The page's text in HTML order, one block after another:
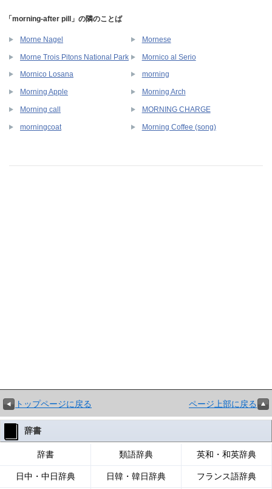
「morning-after pill」の隣のことば
Morne Nagel Mornese
Morne Trois Pitons National Park Mornico al Serio
Mornico Losana morning
Morning Apple Morning Arch
Morning call MORNING CHARGE
morningcoat Morning Coffee (song)
トップページに戻る ページ上部に戻る
辞書
辞書 類語辞典 英和・和英辞典
日中・中日辞典 日韓・韓日辞典 フランス語辞典